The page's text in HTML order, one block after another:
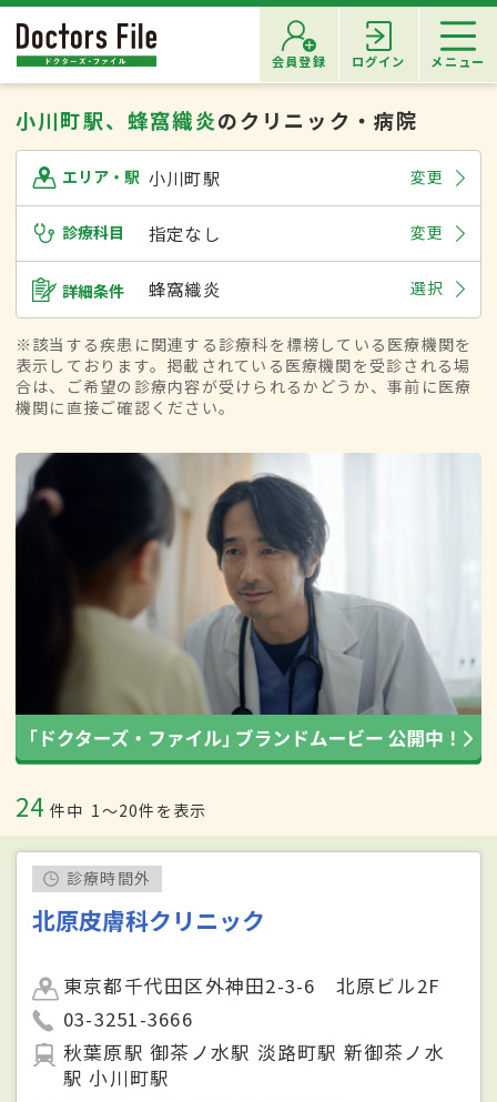
会員登録 ログイン メニュー
小川町駅、蜂窩織炎のクリニック・病院
エリア・駅 小川町駅 変更
診療科目 指定なし 変更
詳細条件 蜂窩織炎 選択
※該当する疾患に関連する診療科を標榜している医療機関を
表示しております。掲載されている医療機関を受診される場
合は、ご希望の診療内容が受けられるかどうか、事前に医療
機関に直接ご確認ください。
24 件中 1〜20件を表示
診療時間外
北原皮膚科クリニック
東京都千代田区外神田2-3-6 北原ビル2F
03-3251-3666
秋葉原駅 御茶ノ水駅 淡路町駅 新御茶ノ水
駅 小川町駅